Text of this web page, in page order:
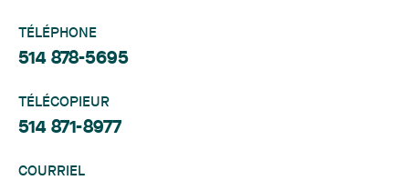
TÉLÉPHONE
514 878-5695
TÉLÉCOPIEUR
514 871-8977
COURRIEL